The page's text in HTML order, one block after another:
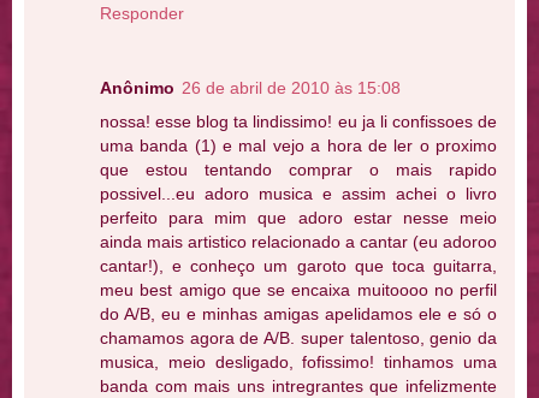
Responder
Anônimo 26 de abril de 2010 às 15:08
nossa! esse blog ta lindissimo! eu ja li confissoes de
uma banda (1) e mal vejo a hora de ler o proximo
que estou tentando comprar o mais rapido
possivel...eu adoro musica e assim achei o livro
perfeito para mim que adoro estar nesse meio
ainda mais artistico relacionado a cantar (eu adoroo
cantar!), e conheço um garoto que toca guitarra,
meu best amigo que se encaixa muitoooo no perfil
do A/B, eu e minhas amigas apelidamos ele e só o
chamamos agora de A/B. super talentoso, genio da
musica, meio desligado, fofissimo! tinhamos uma
banda com mais uns intregrantes que infelizmente